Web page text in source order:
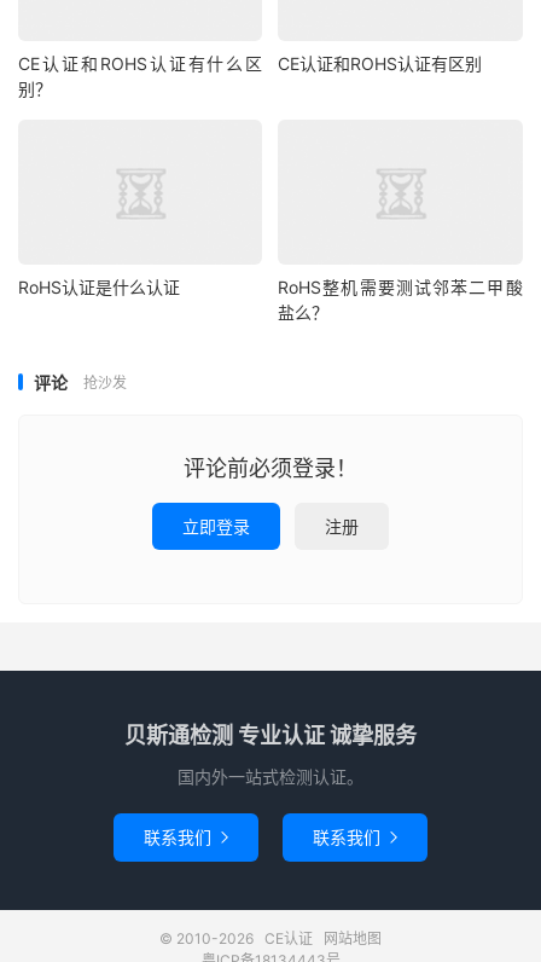
CE认证和ROHS认证有什么区
别？
CE认证和ROHS认证有区别
RoHS认证是什么认证
RoHS整机需要测试邻苯二甲酸
盐么？
评论 抢沙发
评论前必须登录！
立即登录 注册
贝斯通检测 专业认证 诚挚服务
国内外一站式检测认证。
联系我们  联系我们 
© 2010-2026 CE认证
网站地图